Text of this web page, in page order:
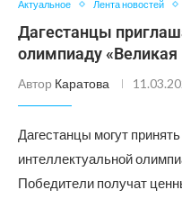
Актуальное Лента новостей
Дагестанцы
олимпиаду «Великая
Автор Каратова
Дагестанцы могут
интеллектуальной
Победители получат